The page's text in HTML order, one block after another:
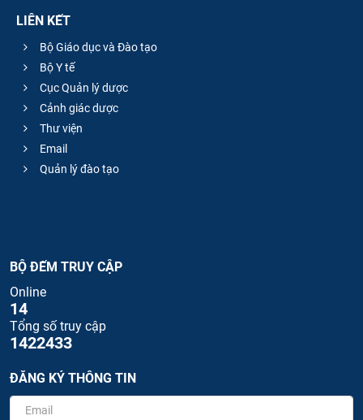
LIÊN KẾT
Bộ Giáo dục và Đào tạo
Bộ Y tế
Cục Quản lý dược
Cảnh giác dược
Thư viện
Email
Quản lý đào tạo
BỘ ĐẾM TRUY CẬP
Online
14
Tổng số truy cập
1422433
ĐĂNG KÝ THÔNG TIN